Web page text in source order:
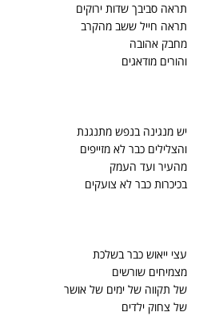
תראה סביבך שדות ירוקים
תראה חייל ששב מהקרב
מחבק אהובה
והורים מודאגים
יש מנגינה בנפש מתנגנת
והצלילים כבר לא מזייפים
מהעיר ועד העמק
בכיכרות כבר לא צועקים
עצי ייאוש כבר בשלכת
מצמיחים שורשים
של תקווה של ימים של אושר
של צחוק ילדים